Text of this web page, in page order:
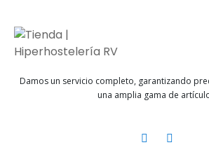
Damos un servicio completo, garantizando
una amplia gama de